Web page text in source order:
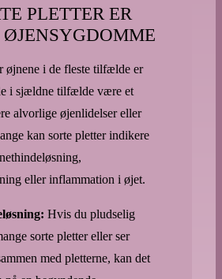
PLETTER ER
øjnene i de fleste tilfælde er
i sjældne tilfælde være et
alvorlige øjenlidelser eller
kan sorte pletter indikere
eller inflammation i øjet.
Hvis du pludselig
sorte pletter eller ser
med pletterne, kan det